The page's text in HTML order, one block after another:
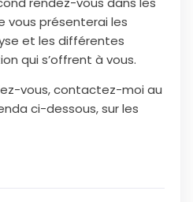
vous présenterai les
et les différentes
qui s’offrent à vous.
vous, contactez-moi au
ci-dessous, sur les